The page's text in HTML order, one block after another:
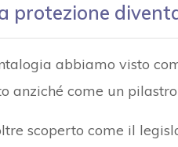
protezione
abbiamo visto
anziché come un
scoperto come il